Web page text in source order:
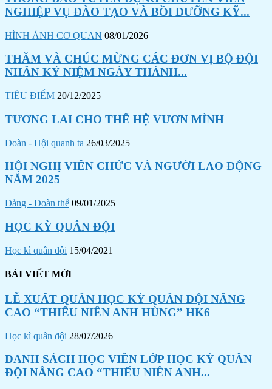
NGHIỆP VỤ ĐÀO TẠO VÀ BỒI DƯỠNG KỸ...
HÌNH ẢNH CƠ QUAN 08/01/2026
THĂM VÀ CHÚC MỪNG CÁC ĐƠN VỊ BỘ ĐỘI
NHÂN KỶ NIỆM NGÀY THÀNH...
TIÊU ĐIỂM 20/12/2025
TƯƠNG LAI CHO THẾ HỆ VƯƠN MÌNH
Đoàn - Hội quanh ta 26/03/2025
HỘI NGHỊ VIÊN CHỨC VÀ NGƯỜI LAO ĐỘNG
NĂM 2025
Đảng - Đoàn thể 09/01/2025
HỌC KỲ QUÂN ĐỘI
Học kì quân đội 15/04/2021
BÀI VIẾT MỚI
LỄ XUẤT QUÂN HỌC KỲ QUÂN ĐỘI NÂNG
CAO “THIẾU NIÊN ANH HÙNG” HK6
Học kì quân đội 28/07/2026
DANH SÁCH HỌC VIÊN LỚP HỌC KỲ QUÂN
ĐỘI NÂNG CAO “THIẾU NIÊN ANH...